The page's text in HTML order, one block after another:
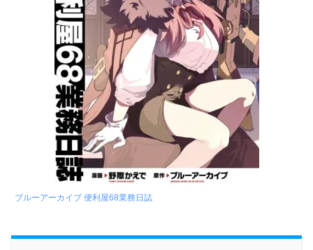
ブルーアーカイブ 便利屋68業務日誌